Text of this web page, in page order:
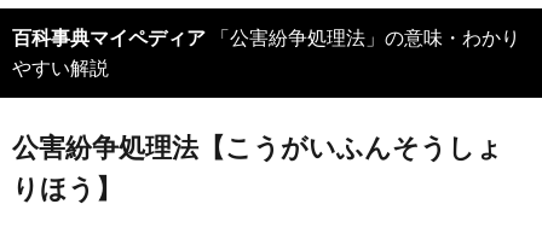
百科事典マイペディア 「公害紛争処理法」の意味・わかり
やすい解説
公害紛争処理法【こうがいふんそうしょ
りほう】